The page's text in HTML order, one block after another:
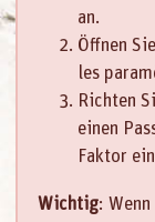
an.
Öffnen
les
Richten
einen
Faktor
Wichtig: